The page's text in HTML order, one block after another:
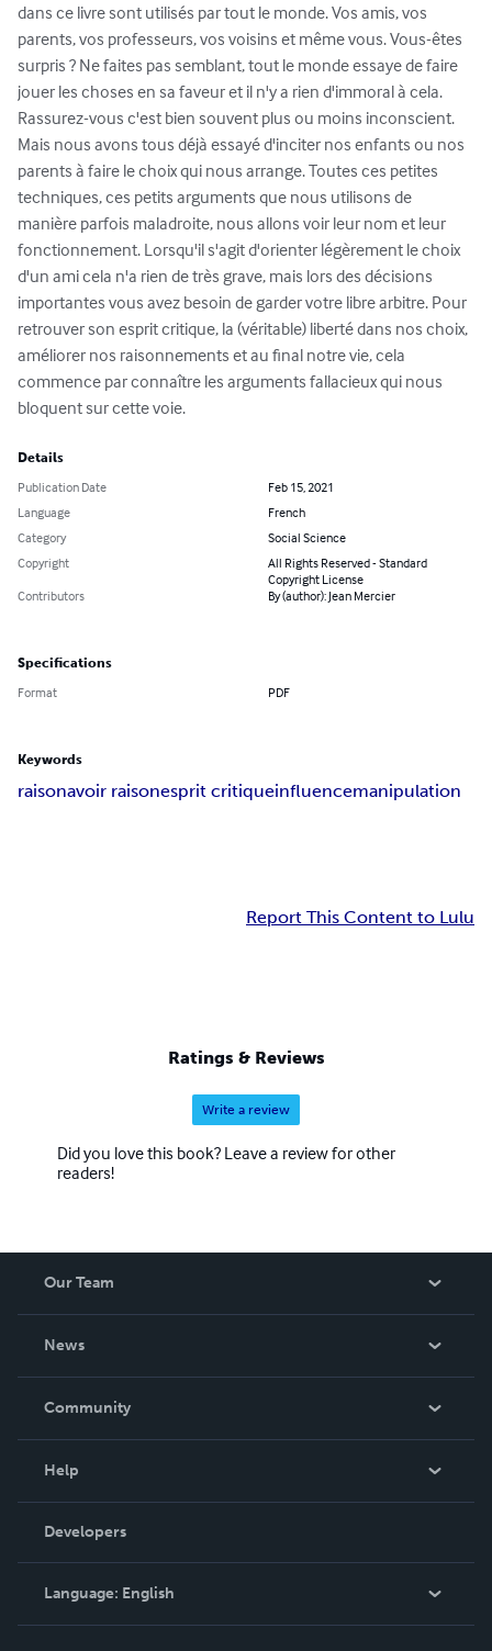
dans ce livre sont utilisés par tout le monde. Vos amis, vos
parents, vos professeurs, vos voisins et même vous. Vous-êtes
surpris ? Ne faites pas semblant, tout le monde essaye de faire
jouer les choses en sa faveur et il n'y a rien d'immoral à cela.
Rassurez-vous c'est bien souvent plus ou moins inconscient.
Mais nous avons tous déjà essayé d'inciter nos enfants ou nos
parents à faire le choix qui nous arrange. Toutes ces petites
techniques, ces petits arguments que nous utilisons de
manière parfois maladroite, nous allons voir leur nom et leur
fonctionnement. Lorsqu'il s'agit d'orienter légèrement le choix
d'un ami cela n'a rien de très grave, mais lors des décisions
importantes vous avez besoin de garder votre libre arbitre. Pour
retrouver son esprit critique, la (véritable) liberté dans nos choix,
améliorer nos raisonnements et au final notre vie, cela
commence par connaître les arguments fallacieux qui nous
bloquent sur cette voie.
Details
Publication Date
Feb 15, 2021
Language
French
Category
Social Science
Copyright
All Rights Reserved - Standard
Copyright License
Contributors
By (author): Jean Mercier
Specifications
Format PDF
Keywords
raisonavoir raisonesprit critiqueinfluencemanipulation
Report This Content to Lulu
Ratings & Reviews
Write a review
Did you love this book? Leave a review for other
readers!
Our Team
News
In The News
Community
Podcast
Help
Order Lookup
Knowledge Base
Contact Support
Developers
Language: English